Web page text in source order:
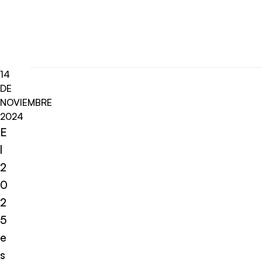
14
DE
NOVIEMBRE
2024
E
l
2
0
2
5
e
s